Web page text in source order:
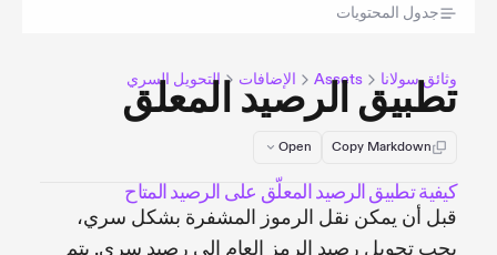
جدول المحتويات
وثائق سولانا Assets الإضافات التحويل السري
تطبيق الرصيد المعلق
Copy Markdown
Open
كيفية تطبيق الرصيد المعلّق على الرصيد المتاح
قبل أن يمكن نقل الرموز المشفرة بشكل سري،
يجب تحويل رصيد الرمز العام إلى رصيد سري. يتم